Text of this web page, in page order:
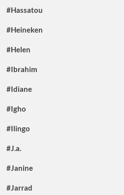
#Hassatou
#Heineken
#Helen
#Ibrahim
#Idiane
#Igho
#Ilingo
#J.a.
#Janine
#Jarrad